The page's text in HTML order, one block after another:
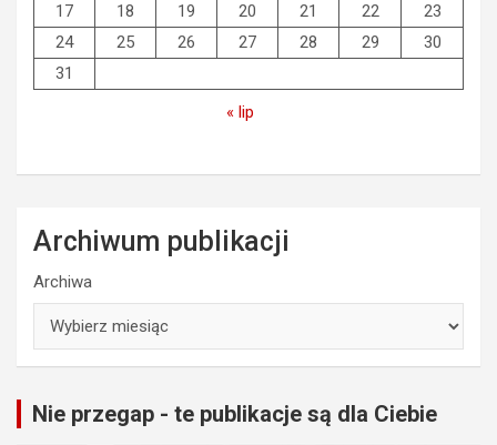
17
18 19 20 21 22
23
24
25 26 27 28 29
30
31
« lip
Archiwum publikacji
Archiwa
Nie przegap - te publikacje są dla Ciebie